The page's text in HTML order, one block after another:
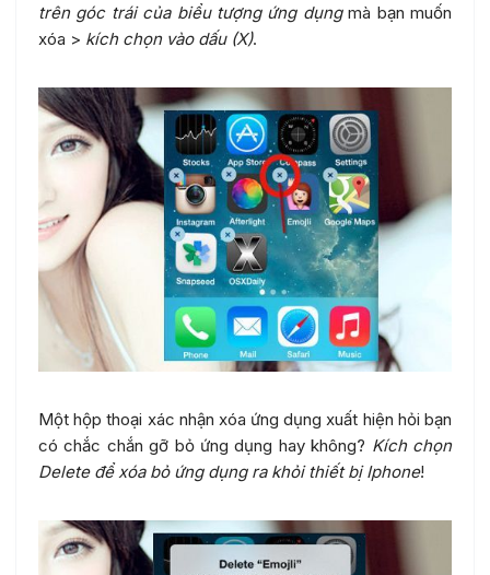
trên góc trái của biểu tượng ứng dụngmà bạn muốn
xóa > kích chọn vào dấu (X).
Một hộp thoại xác nhận xóa ứng dụng xuất hiện hỏi bạn
có chắc chắn gỡ bỏ ứng dụng hay không? Kích chọn
Delete để xóa bỏ ứng dụng ra khỏi thiết bị Iphone!